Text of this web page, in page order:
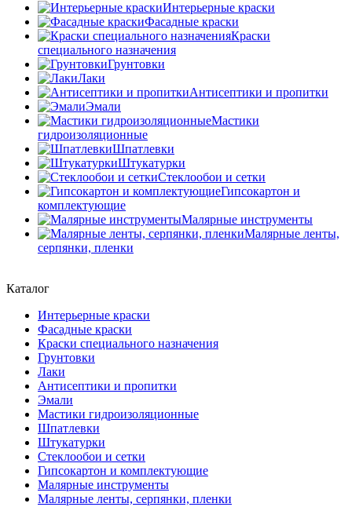
Интерьерные краски
Фасадные краски
Краски
специального назначения
Грунтовки
Лаки
Антисептики и пропитки
Эмали
Мастики
гидроизоляционные
Шпатлевки
Штукатурки
Стеклообои и сетки
Гипсокартон и
комплектующие
Малярные инструменты
Малярные ленты,
серпянки, пленки
Каталог
Интерьерные краски
Фасадные краски
Краски специального назначения
Грунтовки
Лаки
Антисептики и пропитки
Эмали
Мастики гидроизоляционные
Шпатлевки
Штукатурки
Стеклообои и сетки
Гипсокартон и комплектующие
Малярные инструменты
Малярные ленты, серпянки, пленки